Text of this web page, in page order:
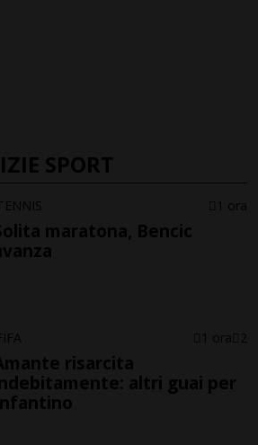
SPORT
1 ora
maratona, Bencic
1 ora 2
risarcita
altri guai per